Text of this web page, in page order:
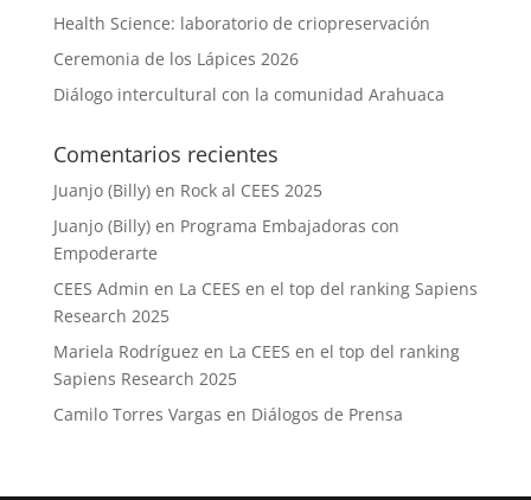
Health Science: laboratorio de criopreservación
Ceremonia de los Lápices 2026
Diálogo intercultural con la comunidad Arahuaca
Comentarios recientes
Juanjo (Billy)en Rock al CEES 2025
Juanjo (Billy)en Programa Embajadoras con
Empoderarte
CEES Admin en La CEES en el top del ranking Sapiens
Research 2025
Mariela Rodríguez en La CEES en el top del ranking
Sapiens Research 2025
Camilo Torres Vargas en Diálogos de Prensa